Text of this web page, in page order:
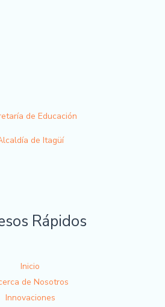
de Educación
de Itagüí
Rápidos
Inicio
de Nosotros
Innovaciones